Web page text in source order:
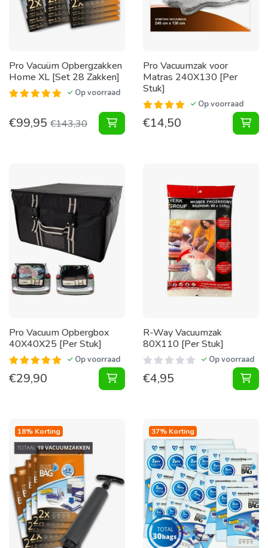
Pro Vacuüm Opbergzakken
Home XL [Set 28 Zakken]
Op voorraad
€99,95 €143,30 Vacuüm Opbergzakken Home XL
Pro Vacuumzak voor
Matras 240X130 [Per
Stuk]
Op voorraad
€14,50
Pro Vacuum Opbergbox
40X40X25 [Per Stuk]
Op voorraad
€29,90 Vacuum Opbergbox 40X40X25
R-Way Vacuumzak
80X110 [Per Stuk]
Op voorraad
€4,95
18% Korting 37% Korting